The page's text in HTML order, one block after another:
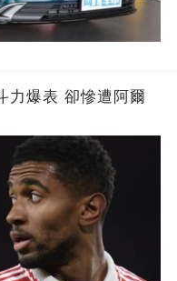
力爆表 卻慘遭阿爾